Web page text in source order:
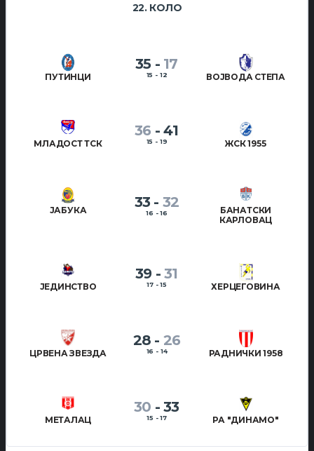
22. КОЛО
ПУТИНЦИ
35 - 17
15 - 12 ВОЈВОДА СТЕПА
МЛАДОСТ ТСК
36 - 41
15 - 19 ЖСК 1955
ЈАБУКА 33 - 32
16 - 16
БАНАТСКИ
КАРЛОВАЦ
ЈЕДИНСТВО
39 - 31
17 - 15 ХЕРЦЕГОВИНА
ЦРВЕНА ЗВЕЗДА
28 - 26
16 - 14 РАДНИЧКИ 1958
МЕТАЛАЦ
30 - 33
15 - 17 РА "ДИНАМО"